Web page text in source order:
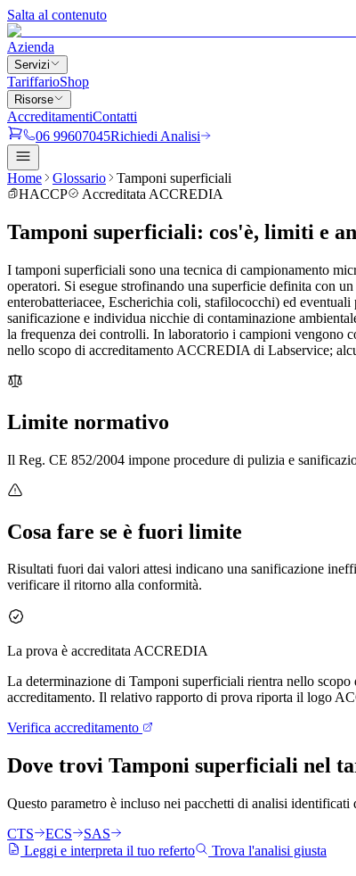
Salta al contenuto
Azienda
Servizi
TariffarioShop
Risorse
AccreditamentiContatti
06 99607045Richiedi Analisi
Home Glossario
Tamponi superficiali
HACCP
Accreditata ACCREDIA
Tamponi superficiali: cos'è, limiti e
I tamponi superficiali sono una tecnica di campionamento
operatori. Si esegue strofinando una superficie definita con
enterobatteriacee, Escherichia coli, stafilococchi) ed
sanificazione e individua nicchie di contaminazione
la frequenza dei controlli. In laboratorio i campioni vengono
nello scopo di accreditamento ACCREDIA di Labservice;
Limite normativo
Il Reg. CE 852/2004 impone procedure di pulizia e
Cosa fare se è fuori limite
Risultati fuori dai valori attesi indicano una sanificazione
verificare il ritorno alla conformità.
La prova è accreditata ACCREDIA
La determinazione di Tamponi superficiali rientra nello
accreditamento. Il relativo rapporto di prova riporta il logo
Verifica accreditamento
Dove trovi Tamponi superficiali nel
Questo parametro è incluso nei pacchetti di analisi
CTS
ECS
SAS
Leggi e interpreta il tuo referto
Trova l'analisi giusta